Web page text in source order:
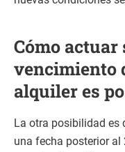
Cómo actuar
vencimiento
alquiler es
La otra posibilidad es
una fecha posterior al